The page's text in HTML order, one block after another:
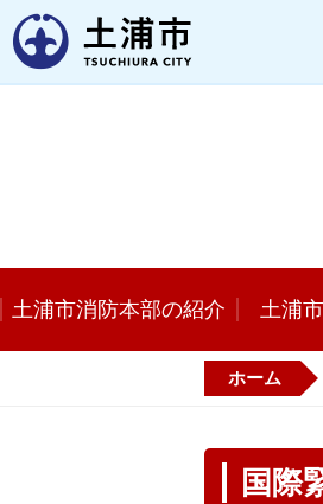
土浦市消防本部の紹介 土浦
ホーム
国際